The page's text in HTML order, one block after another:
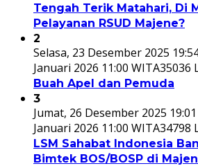
Tengah Terik Matahari, Di
Pelayanan RSUD Majene?
2
Selasa, 23 Desember 2025
Januari 2026 11:00 WITA35036
Buah Apel dan Pemuda
3
Jumat, 26 Desember 2025
Januari 2026 11:00 WITA34798
LSM Sahabat Indonesia
Bimtek BOS/BOSP di